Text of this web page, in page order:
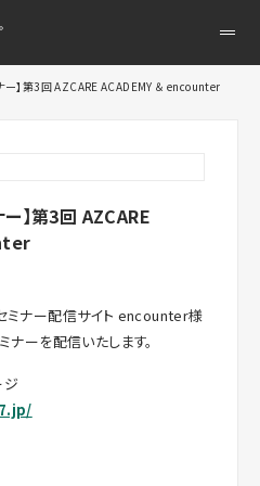
ニ
ー】第3回 AZCARE ACADEMY ＆ encounter
】第3回 AZCARE
ミナー配信サイト encounter様
ナーを配信いたします。